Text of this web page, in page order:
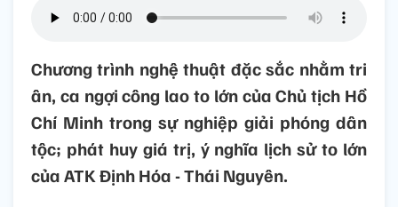
Chương trình nghệ thuật đặc sắc nhằm tri
ân, ca ngợi công lao to lớn của Chủ tịch Hồ
Chí Minh trong sự nghiệp giải phóng dân
tộc; phát huy giá trị, ý nghĩa lịch sử to lớn
của ATK Định Hóa - Thái Nguyên.